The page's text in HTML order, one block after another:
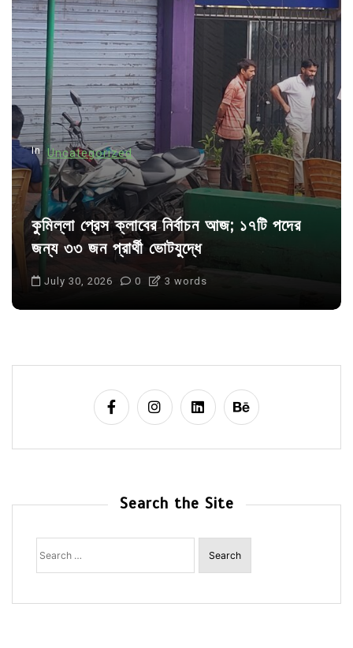
g
a
t
i
o
n
In Uncategorized
কুমিল্লা প্রেস ক্লাবের নির্বাচন আজ; ১৭টি পদের
জন্য ৩৩ জন প্রার্থী ভোটযুদ্ধে
July 30, 2026 0 3 words
Search the Site
Search
for: